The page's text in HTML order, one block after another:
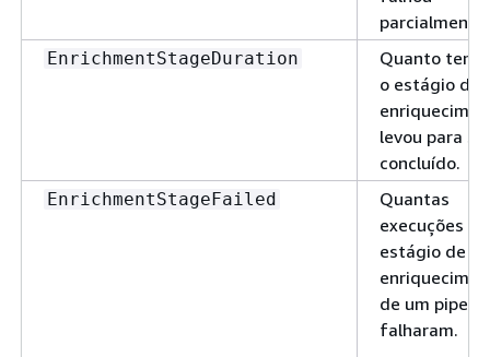
parcialmente.
EnrichmentStageDuration
Quanto
o estágio de
levou para
concluído.
EnrichmentStageFailed
Quantas
execuções do
estágio de
de um pipe
falharam.